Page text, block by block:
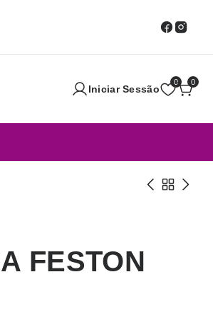
Iniciar Sessão
0 0
FESTON